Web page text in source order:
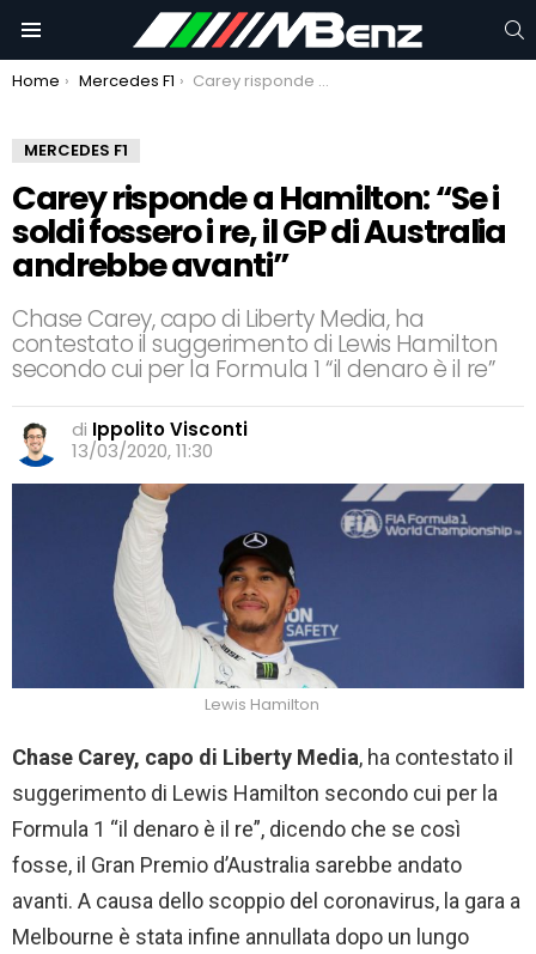
You are here:
Home Mercedes F1 Carey risponde a Hamilton: “Se i soldi fossero i re, il GP di Australia andrebbe avanti”
MERCEDES F1
Carey risponde a Hamilton: “Se i
soldi fossero i re, il GP di Australia
andrebbe avanti”
Chase Carey, capo di Liberty Media, ha
contestato il suggerimento di Lewis Hamilton
secondo cui per la Formula 1 “il denaro è il re”
di Ippolito Visconti
13/03/2020, 11:30
Lewis Hamilton
Chase Carey, capo di Liberty Media, ha contestato il
suggerimento di Lewis Hamilton secondo cui per la
Formula 1 “il denaro è il re”, dicendo che se così
fosse, il Gran Premio d’Australia sarebbe andato
avanti. A causa dello scoppio del coronavirus, la gara a
Melbourne è stata infine annullata dopo un lungo